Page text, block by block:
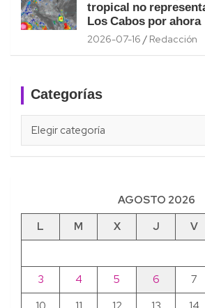
tropical no
Los Cabos por ahora
2026-07-16 Redacción
Categorías
AGOSTO 2026
L
M X J V
3
4 5 6 7